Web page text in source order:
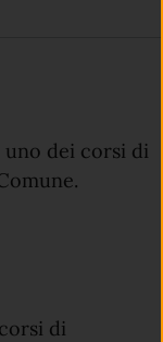
dei corsi di
di